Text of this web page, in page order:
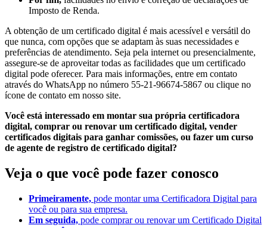
Imposto de Renda.
A obtenção de um certificado digital é mais acessível e versátil do
que nunca, com opções que se adaptam às suas necessidades e
preferências de atendimento. Seja pela internet ou presencialmente,
assegure-se de aproveitar todas as facilidades que um certificado
digital pode oferecer. Para mais informações, entre em contato
através do WhatsApp no número 55-21-96674-5867 ou clique no
ícone de contato em nosso site.
Você está interessado em montar sua própria certificadora
digital, comprar ou renovar um certificado digital, vender
certificados digitais para ganhar comissões, ou fazer um curso
de agente de registro de certificado digital?
Veja o que você pode fazer conosco
Primeiramente, pode montar uma Certificadora Digital para
você ou para sua empresa.
Em seguida, pode comprar ou renovar um Certificado Digital